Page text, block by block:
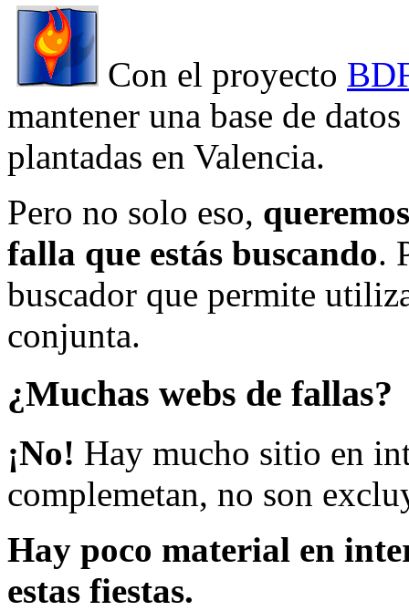
Con el proyecto
mantener una base de
plantadas en Valencia.
Pero no solo eso,
falla que estás buscando.
buscador que permite
conjunta.
¿Muchas webs de fallas?
¡No! Hay mucho sitio en
complemetan, no son
Hay poco material en
estas fiestas.